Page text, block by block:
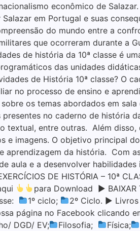
econômico de
em Portugal e suas
do mundo entre a
que ocorreram durante a
de história da 10ª classe é
das unidades
de História 10ª classe? O
no processo de ensino e
os temas abordados em
no caderno de história
textual, entre outras. Além
e imagens. O objetivo principal
da história. Com
aula e a desenvolver
DE HISTÓRIA – 10ª
para Download ▶ BAIXAR
1º ciclo; 2º Ciclo. ▶ Livros
página no Facebook clicando
DGD/ EV; Filosofia; Física;